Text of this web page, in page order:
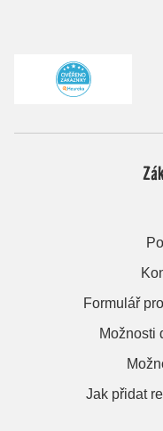
Formulář
Možnosti
Jak přidat